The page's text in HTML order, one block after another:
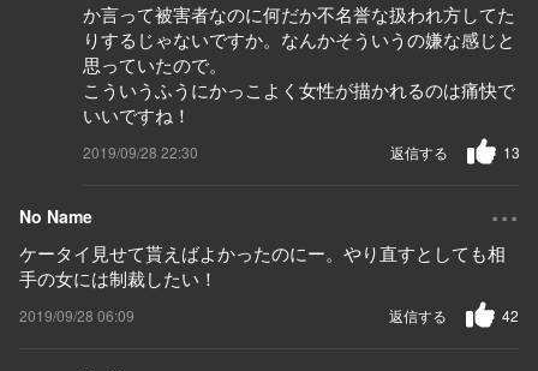
か言って被害者なのに何だか不名誉な扱われ方してた
りするじゃないですか。なんかそういうの嫌な感じと
思っていたので。
こういうふうにかっこよく女性が描かれるのは痛快で
いいですね！
2019/09/28 22:30 13
返信する
No Name ...
ケータイ見せて貰えばよかったのにー。やり直すとしても相
手の女には制裁したい！
2019/09/28 06:09 42
返信する